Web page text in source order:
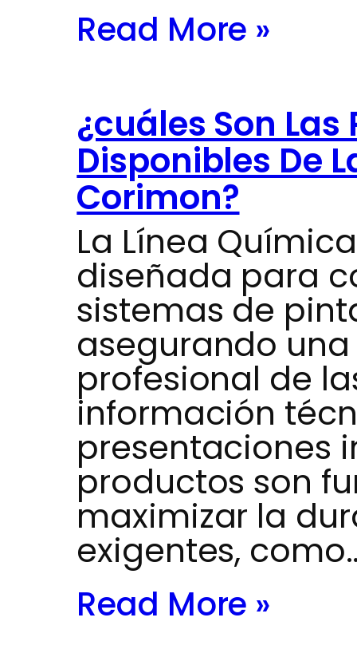
Read More »
¿cuáles Son
Disponibles De
Corimon?
La Línea
diseñada para
sistemas de
asegurando
profesional de
información
presentaciones
productos son
maximizar la
exigentes,
Read More »